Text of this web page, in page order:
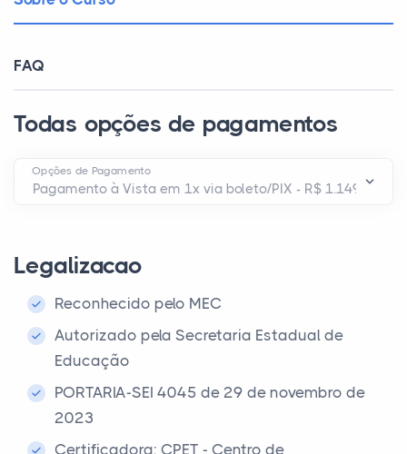
FAQ
Todas opções de pagamentos
Opções de Pagamento
Legalizacao
Reconhecido pelo MEC
Autorizado pela Secretaria Estadual de
Educação
PORTARIA-SEI 4045 de 29 de novembro de
2023
Certificadora: CPET - Centro de